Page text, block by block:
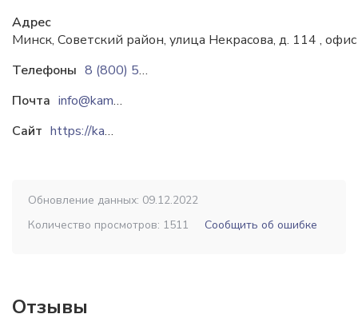
Адрес
Минск, Советский район, улица Некрасова, д. 114 ,
Телефоны
8 (800) 555-82-56
Почта
info@kamerarf.by
Сайт
https://kamerarf.by
Обновление данных: 09.12.2022
Количество просмотров: 1511
Сообщить об ошибке
Отзывы